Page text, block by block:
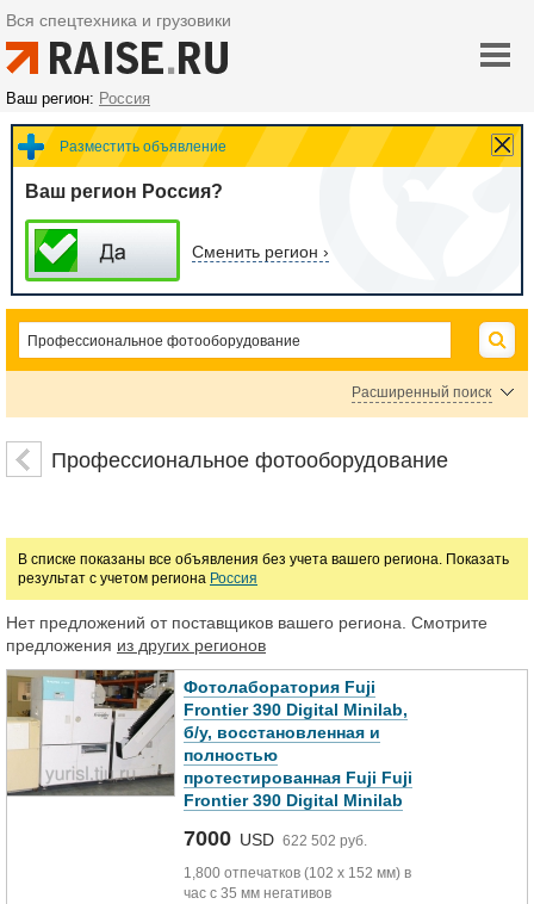
Вся спецтехника и грузовики
Ваш регион: Россия
Разместить объявление
Ваш регион Россия?
Сменить регион ›
Расширенный поиск
ЦенаПрофессиональное фотооборудование
В списке показаны все объявления без учета вашего региона. Показать
результат с учетом региона Россия
Нет предложений от поставщиков вашего региона. Смотрите
предложения из других регионов
Фотолаборатория Fuji
Frontier 390 Digital Minilab,
б/у, восстановленная и
полностью
протестированная Fuji Fuji
Frontier 390 Digital Minilab
7000 USD 622 502 руб.
1,800 отпечатков (102 x 152 мм) в
час с 35 мм негативов